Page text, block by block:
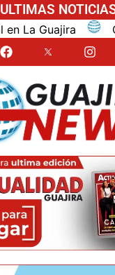
ULTIMAS
Corpoguajira y